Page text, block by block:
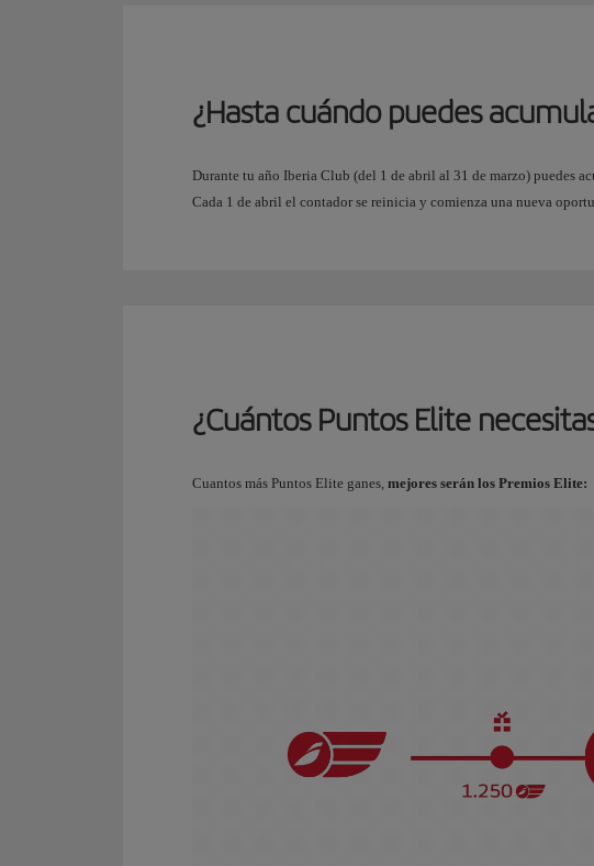
¿Hasta cuándo puedes
Durante tu año Iberia Club (del 1 de abril al 31 de marzo) puedes
Cada 1 de abril el contador se reinicia y comienza una nueva
¿Cuántos Puntos Elite
Cuantos más Puntos Elite ganes, mejores serán los Premios Elite: